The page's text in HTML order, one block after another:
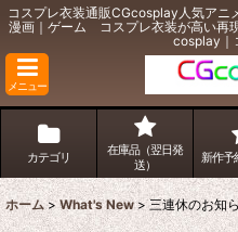
コスプレ衣装通販CGcosplay人気アニ
漫画｜ゲーム コスプレ衣装が高い再
cosplay｜
メニュー
カテゴリ
在庫品（翌日発
送）
新作予
ホーム > What's New > 三連休のお知